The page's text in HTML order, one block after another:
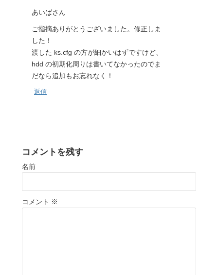
あいばさん
ご指摘ありがとうございました。修正しま
した！
渡した ks.cfg の方が細かいはずですけど、
hdd の初期化周りは書いてなかったのでま
だなら追加もお忘れなく！
返信
コメントを残す
名前
コメント ※